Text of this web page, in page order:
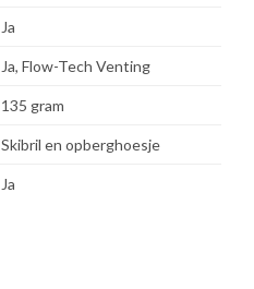
Ja
Ja, Flow-Tech Venting
135 gram
Skibril en opberghoesje
Ja